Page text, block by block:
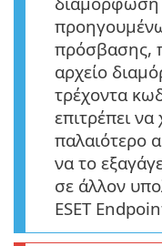
πρόσβασης,
αρχείο
τρέχοντα
επιτρέπει
παλαιότερο
να το
σε άλλον
ESET